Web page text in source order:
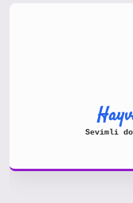
Sevimli